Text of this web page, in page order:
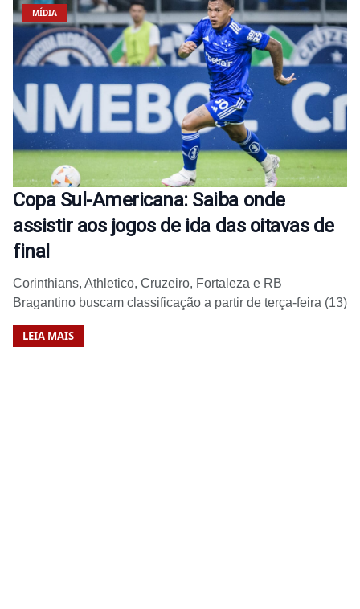
MÍDIA
Copa Sul-Americana: Saiba onde
assistir aos jogos de ida das oitavas de
final
Corinthians, Athletico, Cruzeiro, Fortaleza e RB
Bragantino buscam classificação a partir de terça-feira (13)
LEIA MAIS